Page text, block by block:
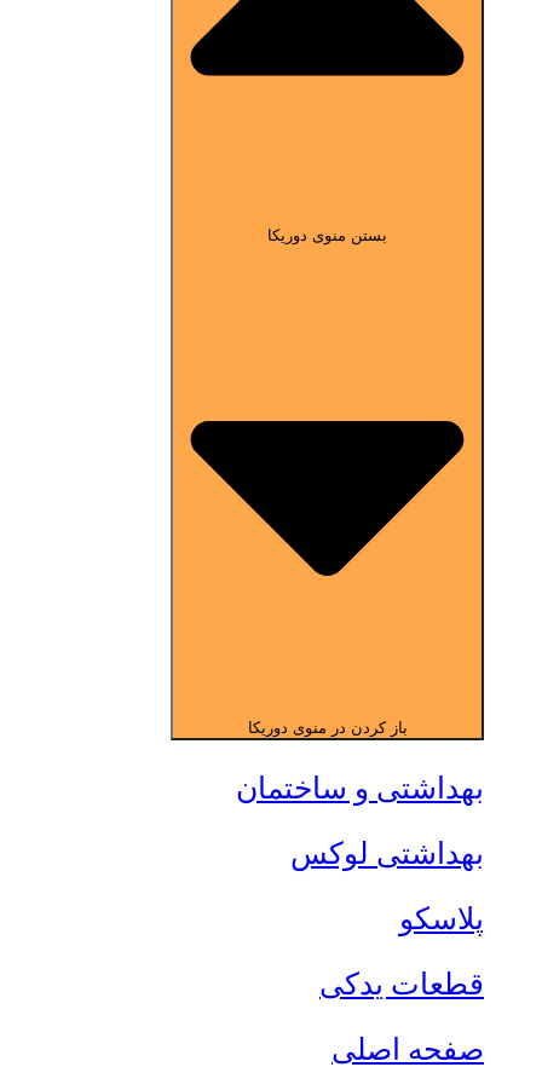
بستن منوی دوریکا
باز کردن در منوی دوریکا
بهداشتی و ساختمان
بهداشتی لوکس
پلاسکو
قطعات یدکی
صفحه اصلی